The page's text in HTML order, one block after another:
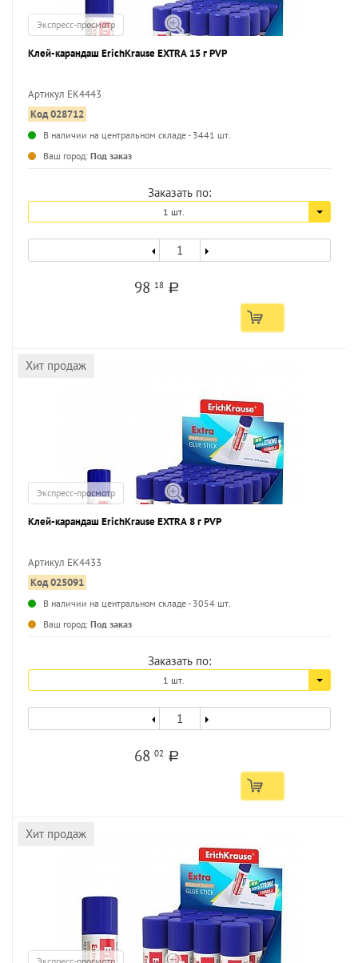
Экспресс-просмотр
Клей-карандаш ErichKrause EXTRA 15 г PVP
Артикул EK4443
Код 028712
В наличии на центральном складе - 3441 шт.
Ваш город: Под заказ
Заказать по:
1 шт.
98 18 a
Хит продаж
Экспресс-просмотр
Клей-карандаш ErichKrause EXTRA 8 г PVP
Артикул EK4433
Код 025091
В наличии на центральном складе - 3054 шт.
Ваш город: Под заказ
Заказать по:
1 шт.
6802 a
Хит продаж